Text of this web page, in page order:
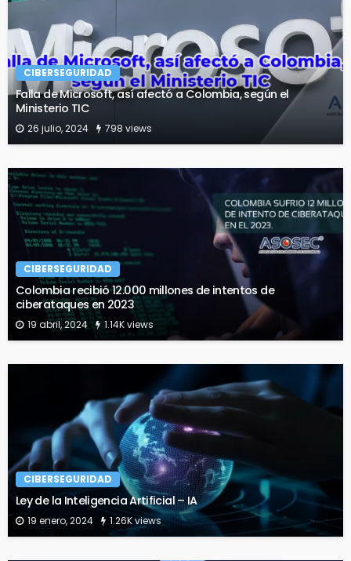
CIBERSEGURIDAD
Falla de Microsoft, así afectó a Colombia, según el
Ministerio TIC
26 julio, 2024 798 views
CIBERSEGURIDAD
Colombia recibió 12.000 millones de intentos de
ciberataques en 2023
19 abril, 2024 1.14K views
CIBERSEGURIDAD
Ley de la Inteligencia Artificial – IA
19 enero, 2024 1.26K views